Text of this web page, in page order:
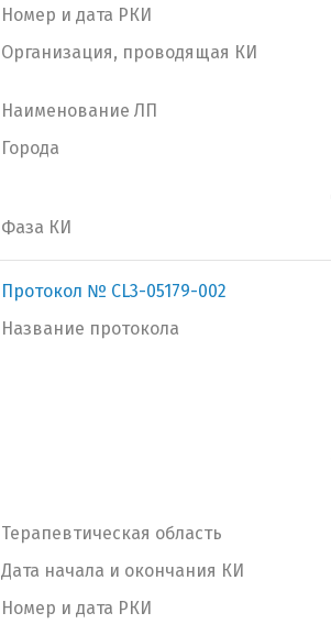
Номер и дата РКИ
Организация, проводящая КИ
Наименование ЛП
Города
Фаза КИ
Протокол № CL3-05179-002
Название протокола
Терапевтическая область
Дата начала и окончания КИ
Номер и дата РКИ